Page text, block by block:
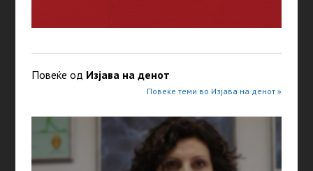
Повеќе од Изјава на денот
Повеќе теми во Изјава на денот »